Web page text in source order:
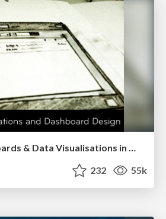
Designing Dashboards & Data Visualisations in Web Apps
232 55k